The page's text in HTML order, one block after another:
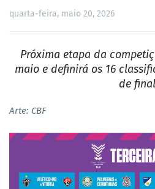
quarta-feira, maio 20, 2026
Próxima etapa da
maio e definirá os 16
de final
Arte: CBF